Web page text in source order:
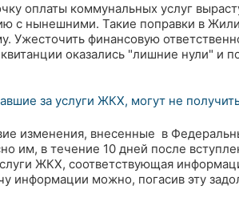
оплаты коммунальных услуг
с нынешними. Такие поправки в
Ужесточить финансовую
оказались "лишние нули" и
за услуги ЖКХ, могут не
изменения, внесенные в
им, в течение 10 дней после
ЖКХ, соответствующая
информации можно, погасив эту